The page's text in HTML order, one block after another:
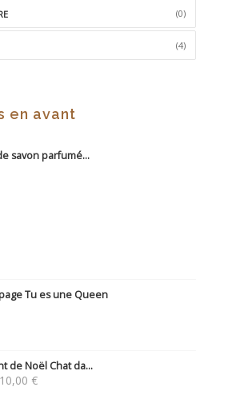
(0)
(4)
en avant
savon parfumé...
Tu es une Queen
de Noël Chat da...
Le
10,00 €Le